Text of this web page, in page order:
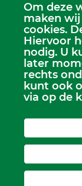
Scriba
Dhr. Leen Kruithof
Om deze
maken
cookies.
Hiervoor
nodig. U
later
rechts
kunt ook
via op de